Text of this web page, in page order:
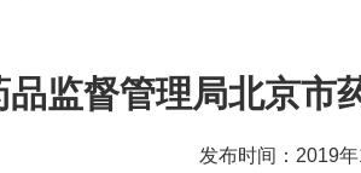
品监督管理局北京市
发布时间：2019年